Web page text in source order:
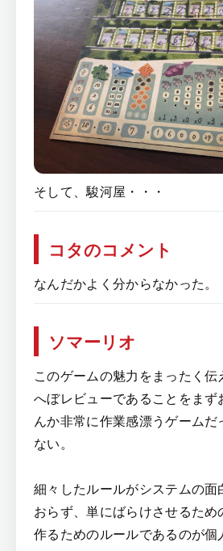
そして、駿河屋・・・
コタのコメント
なんだかよく分からなかった。
ソマーリオ
このゲームの魅力をまったく伝
へぼレビューであることをまず
んか非常に作業感漂うゲーム
ない。
細々したルールがシステムの面
おらず、単にばらけさせるた
作るためのルールであるのが